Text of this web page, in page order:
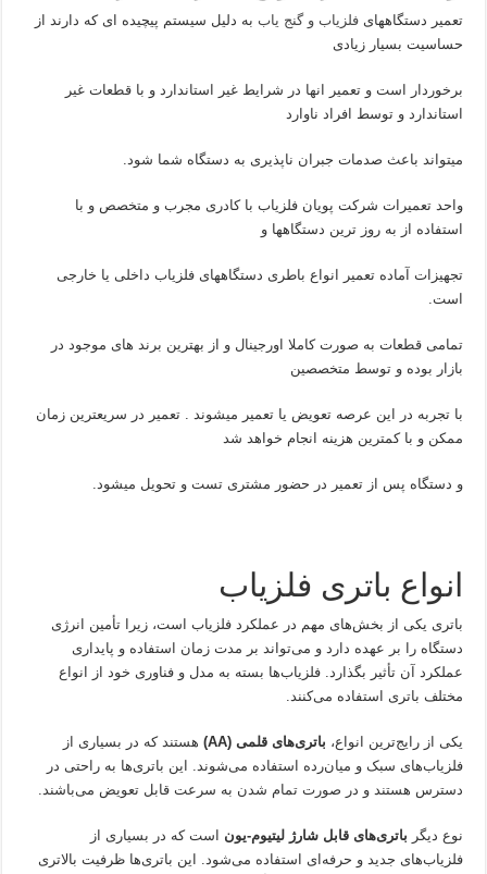
تعمیر دستگاههایفلزیاب و گنج یاب به دلیل سیستم پیچیده ای که دارند از
حساسیت بسیار زیادی
برخوردار است و تعمیر انها در شرایط غیر استاندارد و با قطعات غیر
استاندارد و توسط افراد ناوارد
میتواند باعث صدمات جبران ناپذیری به دستگاه شما شود.
واحد تعمیرات شرکت پویان فلزیاب با کادری مجرب و متخصص و با
استفاده از به روز ترین دستگاهها و
تجهیزات آماده تعمیر انواع باطری دستگاههای فلزیاب داخلی یا خارجی
است.
تمامی قطعات به صورت کاملا اورجینال و از بهترین برند های موجود در
بازار بوده و توسط متخصصین
با تجربه در این عرصه تعویض یا تعمیر میشوند . تعمیر در سریعترین زمان
ممکن و با کمترین هزینه انجام خواهد شد
و دستگاه پس از تعمیر در حضور مشتری تست و تحویل میشود.
انواع باتری فلزیاب
باتری یکی از بخش‌های مهم در عملکرد فلزیاب است، زیرا تأمین انرژی
دستگاه را بر عهده دارد و می‌تواند بر مدت زمان استفاده و پایداری
عملکرد آن تأثیر بگذارد. فلزیاب‌ها بسته به مدل و فناوری خود از انواع
مختلف باتری استفاده می‌کنند.
یکی از رایج‌ترین انواع، باتری‌های قلمی (AA)
هستند که در بسیاری از
فلزیاب‌های سبک و میان‌رده استفاده می‌شوند. این باتری‌ها به راحتی در
دسترس هستند و در صورت تمام شدن به سرعت قابل تعویض می‌باشند.
نوع دیگر باتری‌های قابل شارژ لیتیوم‑یون است که در بسیاری از
فلزیاب‌های جدید و حرفه‌ای استفاده می‌شود. این باتری‌ها ظرفیت بالاتری